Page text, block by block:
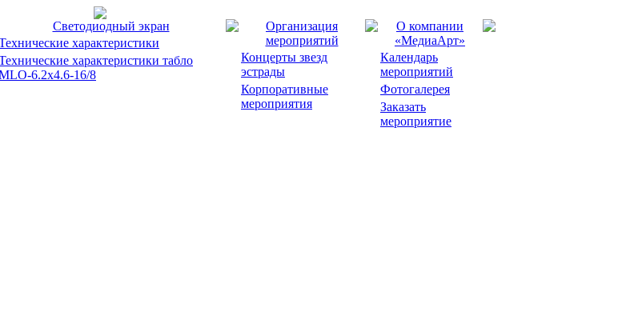
Светодиодный экран
характеристики
характеристики табло
6.2x4.6-16/8
Организация
мероприятий
Концерты звезд
эстрады
Корпоративные
мероприятия
О компании
«МедиаАрт»
Календарь
мероприятий
Фотогалерея
Заказать
мероприятие